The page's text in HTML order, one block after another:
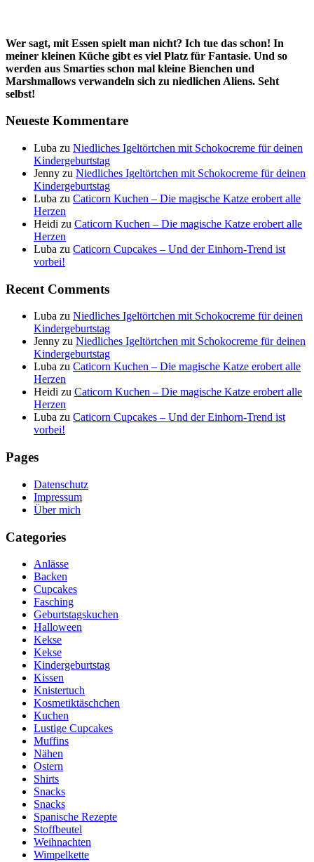
Wer sagt, mit Essen spielt man nicht? Ich tue das schon! In
meiner kleinen Küche gibt es viel Platz für Fantasie. Und so
werden aus Smarties schon mal kleine Bienchen und
Marshmallows verwandeln sich zu niedlichen Aliens. Seht
selbst!
Neueste Kommentare
Luba zu Niedliches Igeltörtchen mit Schokocreme für deinen
Kindergeburtstag
Jenny zu Niedliches Igeltörtchen mit Schokocreme für deinen
Kindergeburtstag
Luba zu Caticorn Kuchen – Die magische Katze erobert alle
Herzen
Heidi zu Caticorn Kuchen – Die magische Katze erobert alle
Herzen
Luba zu Caticorn Cupcakes – Und der Einhorn-Trend ist
vorbei!
Recent Comments
Luba zu Niedliches Igeltörtchen mit Schokocreme für deinen
Kindergeburtstag
Jenny zu Niedliches Igeltörtchen mit Schokocreme für deinen
Kindergeburtstag
Luba zu Caticorn Kuchen – Die magische Katze erobert alle
Herzen
Heidi zu Caticorn Kuchen – Die magische Katze erobert alle
Herzen
Luba zu Caticorn Cupcakes – Und der Einhorn-Trend ist
vorbei!
Pages
Datenschutz
Impressum
Über mich
Categories
Anlässe
Backen
Cupcakes
Fasching
Geburtstagskuchen
Halloween
Kekse
Kekse
Kindergeburtstag
Kissen
Knistertuch
Kosmetiktäschchen
Kuchen
Lustige Cupcakes
Muffins
Nähen
Ostern
Shirts
Snacks
Snacks
Spanische Rezepte
Stoffbeutel
Weihnachten
Wimpelkette